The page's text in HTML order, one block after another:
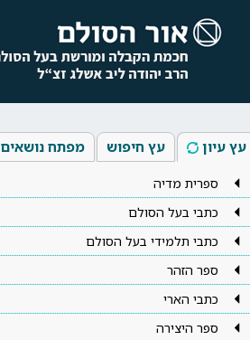
עץ עיון עץ חיפוש מפתח נושאים
ספרית מדיה
כתבי בעל הסולם
כתבי תלמידי בעל הסולם
ספר הזהר
כתבי הארי
ספר היצירה